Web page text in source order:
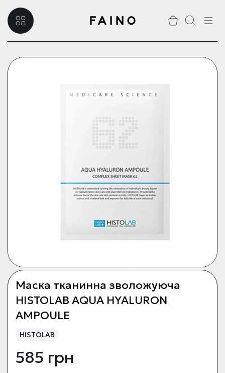
Маска тканинна зволожуюча
HISTOLAB AQUA HYALURON
AMPOULE
HISTOLAB
585 грн